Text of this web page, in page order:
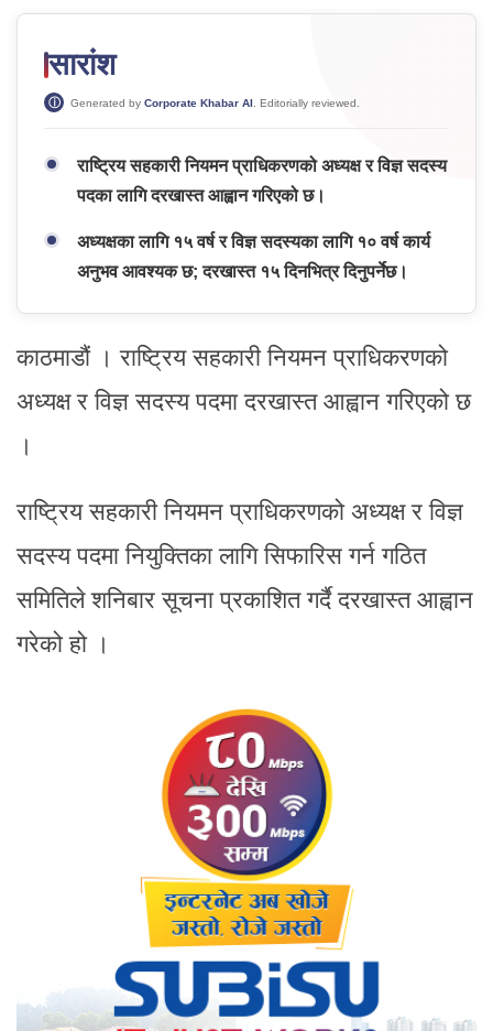
सारांश
Generated by Corporate Khabar AI . Editorially reviewed.
राष्ट्रिय सहकारी नियमन प्राधिकरणको अध्यक्ष र विज्ञ सदस्य
पदका लागि दरखास्त आह्वान गरिएको छ।
अध्यक्षका लागि १५ वर्ष र विज्ञ सदस्यका लागि १० वर्ष कार्य
अनुभव आवश्यक छ; दरखास्त १५ दिनभित्र दिनुपर्नेछ।
काठमाडौं । राष्ट्रिय सहकारी नियमन प्राधिकरणको
अध्यक्ष र विज्ञ सदस्य पदमा दरखास्त आह्वान गरिएको छ
।
राष्ट्रिय सहकारी नियमन प्राधिकरणको अध्यक्ष र विज्ञ
सदस्य पदमा नियुक्तिका लागि सिफारिस गर्न गठित
समितिले शनिबार सूचना प्रकाशित गर्दै दरखास्त आह्वान
गरेको हो ।